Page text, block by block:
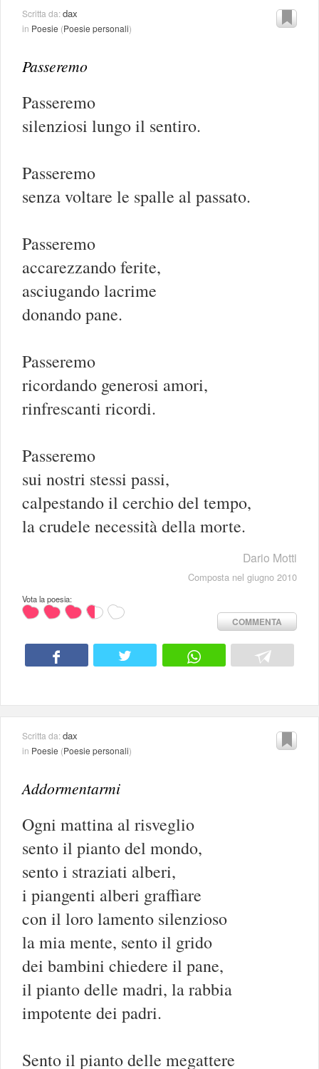
Scritta da:dax
in Poesie (Poesie personali)
Passeremo
Passeremo
silenziosi lungo il sentiro.
Passeremo
senza voltare le spalle al passato.
Passeremo
accarezzando ferite,
asciugando lacrime
donando pane.
Passeremo
ricordando generosi amori,
rinfrescanti ricordi.
Passeremo
sui nostri stessi passi,
calpestando il cerchio del tempo,
la crudele necessità della morte.
Dario Motti
Composta nel giugno 2010
Vota la poesia:
COMMENTA
Scritta da:dax
in Poesie (Poesie personali)
Addormentarmi
Ogni mattina al risveglio
sento il pianto del mondo,
sento i straziati alberi,
i piangenti alberi graffiare
con il loro lamento silenzioso
la mia mente, sento il grido
dei bambini chiedere il pane,
il pianto delle madri, la rabbia
impotente dei padri.
Sento il pianto delle megattere